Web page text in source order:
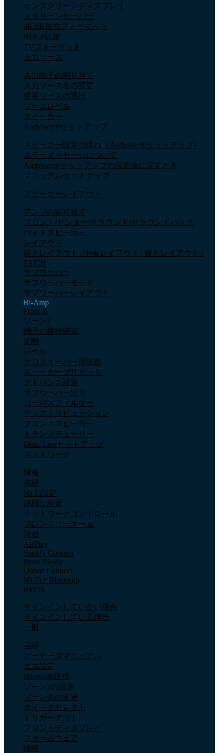
オンスクリーンディスプレイ
スクリーンセーバー
4K/8K信号フォーマット
HDCP設定
TVフォーマット
入力ソース
入力端子の割り当て
入力ソース名の変更
使用ソースの選択
ソースレベル
スピーカー
Audyssey®セットアップ
スピーカー設定の流れ（Audyssey®セットアップ）
エラーメッセージについて
Audyssey®セットアップの設定値に戻すとき
マニュアルセットアップ
スピーカーレイアウト
アンプの割り当て
フロント/センター/サラウンド/サラウンドバック
ハイトスピーカー
レイアウト
前方レイアウト / 中央レイアウト / 後方レイアウト /
TS/CH
サブウーハー
サブウーハーモード
サブウーハーレイアウト
Bi-Amp
Front B
ゾーン2
端子の接続確認
距離
レベル
クロスオーバー周波数
スピーカープリセット
アドバンス設定
サブウーハー出力
ローパスフィルター
ディストリビューション
フロントスピーカー
トランスデューサー
Dirac Liveセットアップ
ネットワーク
情報
接続
Wi-Fi設定
詳細な設定
ネットワークコントロール
フレンドリーネーム
診断
AirPlay
Spotify Connect
Roon Ready
Qobuz Connect
Wi-FiとBluetooth
HEOS
サインインしていない場合
サインインしている場合
一般
言語
オーナーズマニュアル
エコ設定
Bluetooth送信
ゾーン2の設定
ゾーン名の変更
クイックセレクト
トリガーアウト
フロントディスプレイ
ファームウェア
情報